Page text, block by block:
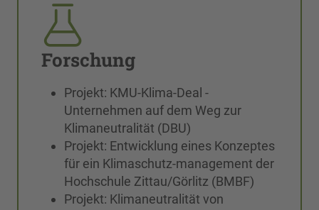
Forschung
Projekt: KMU-Klima-Deal -
Unternehmen auf dem Weg zur
Klimaneutralität (DBU)
Projekt: Entwicklung eines Konzeptes
für ein Klimaschutz-management der
Hochschule Zittau/Görlitz (BMBF)
Projekt: Klimaneutralität von